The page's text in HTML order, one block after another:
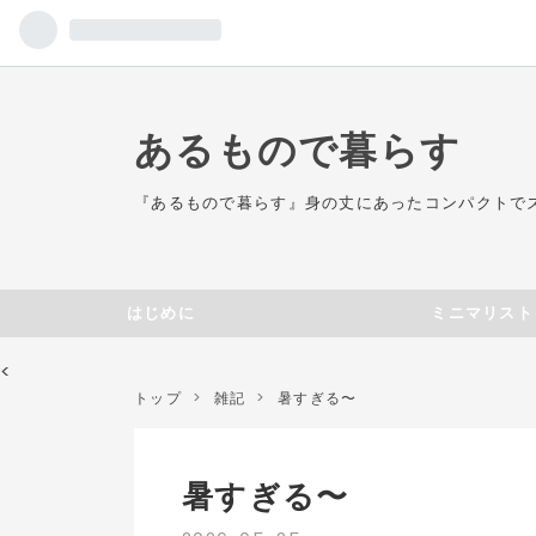
あるもので暮らす
『あるもので暮らす』身の丈にあったコンパクトで
はじめに ミニマリスト
<
トップ > 雑記 > 暑すぎる〜
暑すぎる〜